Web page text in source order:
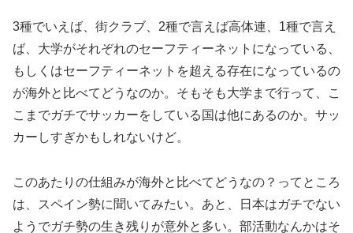
3種でいえば、街クラブ、2種で言えば高体連、1種で言え
ば、大学がそれぞれのセーフティーネットになっている、
もしくはセーフティーネットを超える存在になっているの
が海外と比べてどうなのか。そもそも大学まで行って、こ
こまでガチでサッカーをしている国は他にあるのか。サッ
カーしすぎかもしれないけど。
このあたりの仕組みが海外と比べてどうなの？ってところ
は、スペイン勢に聞いてみたい。あと、日本はガチでない
ようでガチ勢の生き残りが意外と多い。部活動なんかはそ